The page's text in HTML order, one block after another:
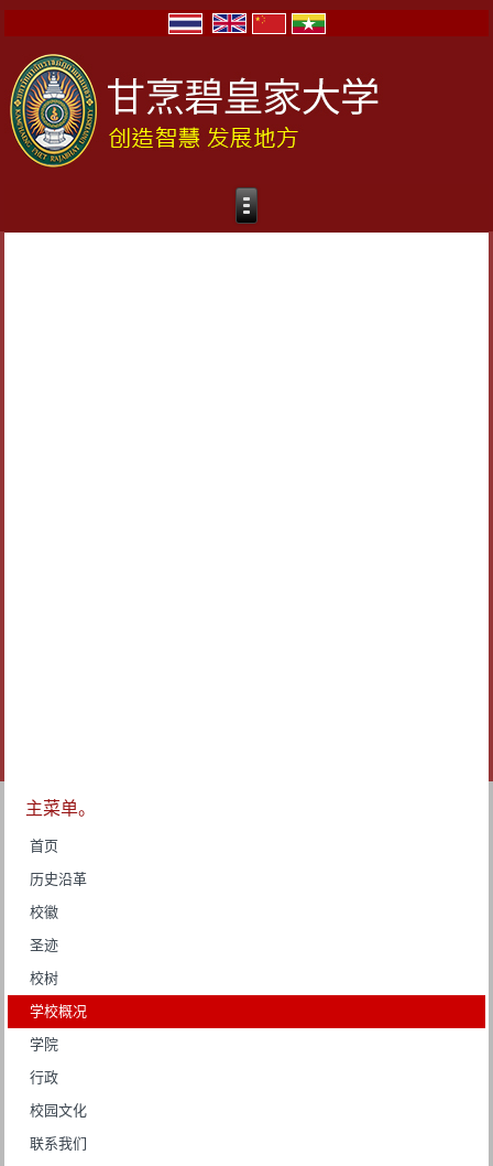
主菜单。
首页
历史沿革
校徽
圣迹
校树
学校概况
学院
行政
校园文化
联系我们